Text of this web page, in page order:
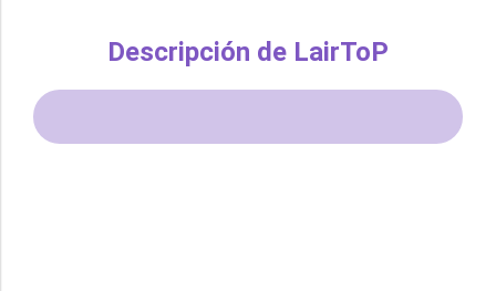
Descripción de LairToP